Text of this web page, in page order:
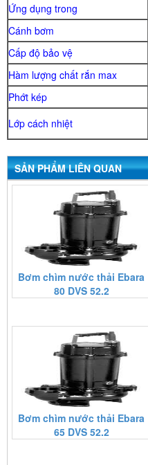
Ứng dụng trong
Cánh bơm
Cấp độ bảo vệ
Hàm lượng chất rắn max
Phớt kép
Lớp cách nhiệt
SẢN PHẨM LIÊN QUAN
Bơm chìm nước thải Ebara
80 DVS 52.2
Bơm chìm nước thải Ebara
65 DVS 52.2